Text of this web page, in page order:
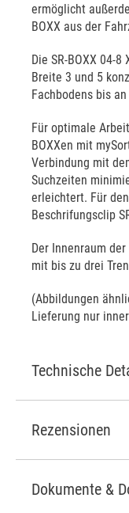
ermöglicht
BOXX aus der
Die SR-BOXX 04-
Breite 3 und 5
Fachbodens bis
Für optimale
BOXXen mit
Verbindung mit
Suchzeiten
erleichtert. Für
Beschrifungsclip
Der Innenraum
mit bis zu drei
(Abbildungen
Lieferung nur
Technische
Rezensionen
Dokumente &